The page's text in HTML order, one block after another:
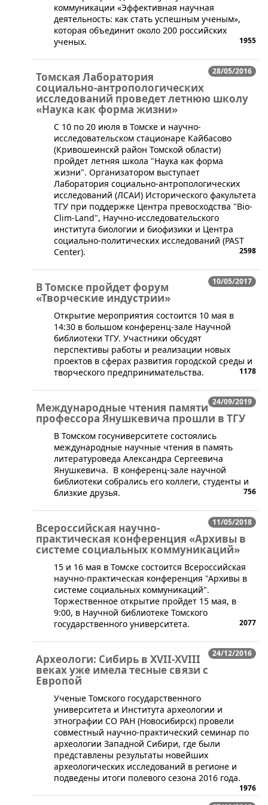
коммуникации «Эффективная научная
деятельность: как стать успешным ученым»,
которая объединит около 200 российских
ученых.
1955
28/05/2016
Томская Лаборатория
социально-антропологических
исследований проведет летнюю школу
«Наука как форма жизни»
​C 10 по 20 июля в Томске и научно-
исследовательском стационаре Кайбасово
(Кривошеинскй район Томской области)
пройдет летняя школа "Наука как форма
жизни". Организатором выступает
Лаборатория социально-антропологических
исследований (ЛСАИ) Исторического факультета
ТГУ при поддержке Центра превосходства "Bio-
Clim-Land", Научно-исследовательского
института биологии и биофизики и Центра
социально-политических исследований (PAST
Center).
2598
10/05/2017
В Томске пройдет форум
«Творческие индустрии»
Открытие мероприятия состоится 10 мая в
14:30 в большом конференц-зале Научной
библиотеки ТГУ. Участники обсудят
перспективы работы и реализации новых
проектов в сферах развития городской среды и
творческого предпринимательства.
1178
24/09/2019
Международные чтения памяти
профессора Янушкевича прошли в ТГУ
​В Томском госуниверситете состоялись
международные научные чтения в память
литературоведа Александра Сергеевича
Янушкевича. В конференц-зале научной
библиотеки собрались его коллеги, студенты и
близкие друзья.
756
11/05/2018
Всероссийская научно-
практическая конференция «Архивы в
системе социальных коммуникаций»
​​15 и 16 мая в Томске состоится Всероссийская
научно-практическая конференция "Архивы в
системе социальных коммуникаций".
Торжественное открытие пройдет 15 мая, в
9:00, в Научной библиотеке​ Томского
государственного университета.
2077
24/12/2016
Археологи: Сибирь в XVII-XVIII
веках уже имела тесные связи с
Европой
​Ученые Томского государственного
университета и Института археологии и
этнографии СО РАН (Новосибирск) провели
совместный научно-практический семинар по
археологии Западной Сибири, где были
представлены результаты новейших
археологических исследований в регионе и
подведены итоги полевого сезона 2016 года.
1976